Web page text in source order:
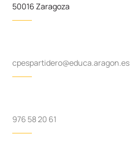
50016 Zaragoza
cpespartidero@educa.aragon.es
976 58 20 61